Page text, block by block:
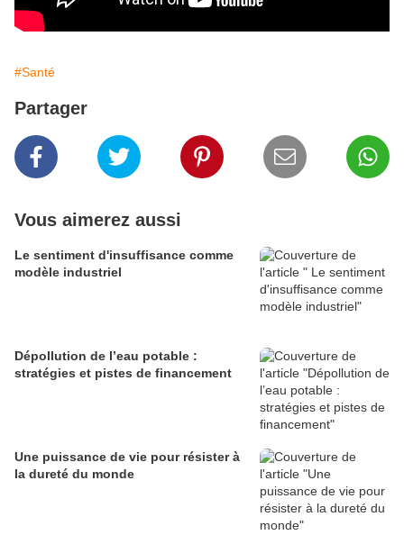
#Santé
Partager
Vous aimerez aussi
Le sentiment d'insuffisance comme
modèle industriel
Dépollution de l’eau potable :
stratégies et pistes de financement
Une puissance de vie pour résister à
la dureté du monde